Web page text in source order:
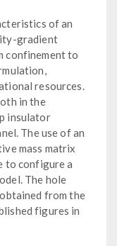
of an
gradient
confinement to
resources.
in the
insulator
The use of an
mass matrix
to configure a
The hole
from the
figures in